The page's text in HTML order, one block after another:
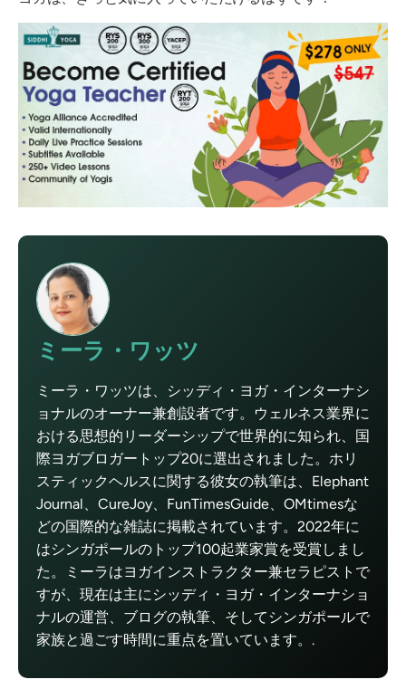
ミーラ・ワッツ
ミーラ・ワッツは、シッディ・ヨガ・インターナシ
ョナルのオーナー兼創設者です。ウェルネス業界に
おける思想的リーダーシップで世界的に知られ、国
際ヨガブロガートップ20に選出されました。ホリ
スティックヘルスに関する彼女の執筆は、Elephant
Journal、CureJoy、FunTimesGuide、OMtimesな
どの国際的な雑誌に掲載されています。2022年に
はシンガポールのトップ100起業家賞を受賞しまし
た。ミーラはヨガインストラクター兼セラピストで
すが、現在は主にシッディ・ヨガ・インターナショ
ナルの運営、ブログの執筆、そしてシンガポールで
家族と過ごす時間に重点を置いています。.